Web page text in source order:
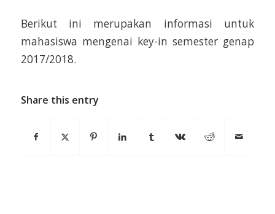
Berikut ini merupakan informasi untuk
mahasiswa mengenai key-in semester genap
2017/2018.
Share this entry